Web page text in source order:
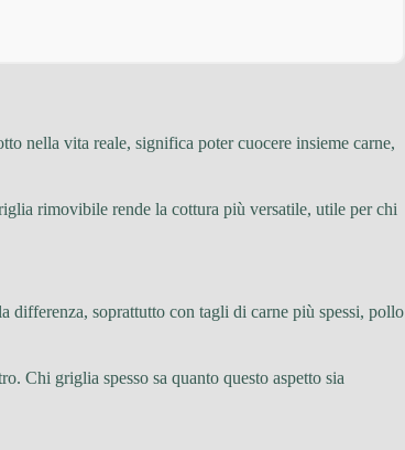
nella vita reale, significa poter cuocere insieme carne,
rimovibile rende la cottura più versatile, utile per chi
differenza, soprattutto con tagli di carne più spessi, pollo
Chi griglia spesso sa quanto questo aspetto sia